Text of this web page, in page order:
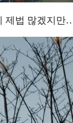
제법 많겠지